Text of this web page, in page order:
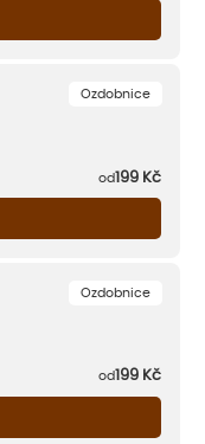
Ozdobnice
od199 Kč
Ozdobnice
od 199 Kč